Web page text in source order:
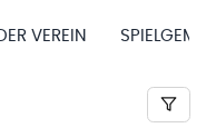
DER VEREIN